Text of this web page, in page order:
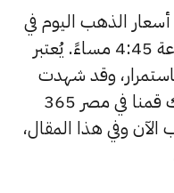
الذهب اليوم في
مصر ليوم الثلاثاء 28 أبريل الساعة 4:45 مساءً. يُعتبر
وقد شهدت
أسعار الذهب تغيرات كثيرة، لذلك قمنا في مصر 365
الآن وفي هذا المقال،